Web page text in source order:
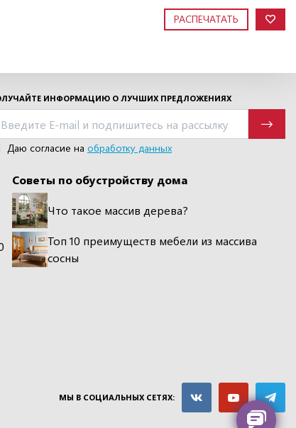
РАСПЕЧАТАТЬ
ИНФОРМАЦИЮ О ЛУЧШИХ ПРЕДЛОЖЕНИЯХ
Даю согласие наобработку данных
Советы по обустройству дома
Что такое массив дерева?
Топ 10 преимуществ мебели из массива
сосны
МЫ В СОЦИАЛЬНЫХ СЕТЯХ: